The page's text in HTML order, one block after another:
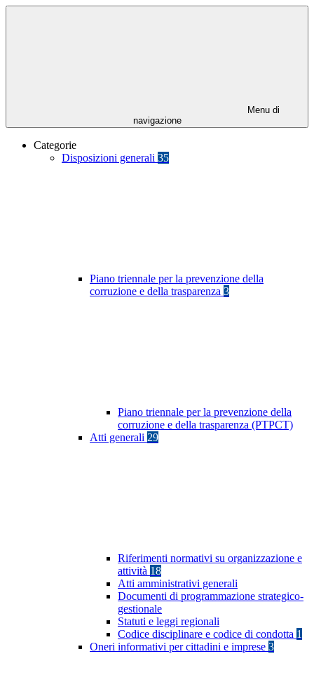
Menu di
navigazione
Categorie
Disposizioni generali 35
Piano triennale per la prevenzione della
corruzione e della trasparenza 3
Piano triennale per la prevenzione della
corruzione e della trasparenza (PTPCT)
Atti generali 29
Riferimenti normativi su organizzazione e
attività 18
Atti amministrativi generali
Documenti di programmazione strategico-
gestionale
Statuti e leggi regionali
Codice disciplinare e codice di condotta 1
Oneri informativi per cittadini e imprese 3